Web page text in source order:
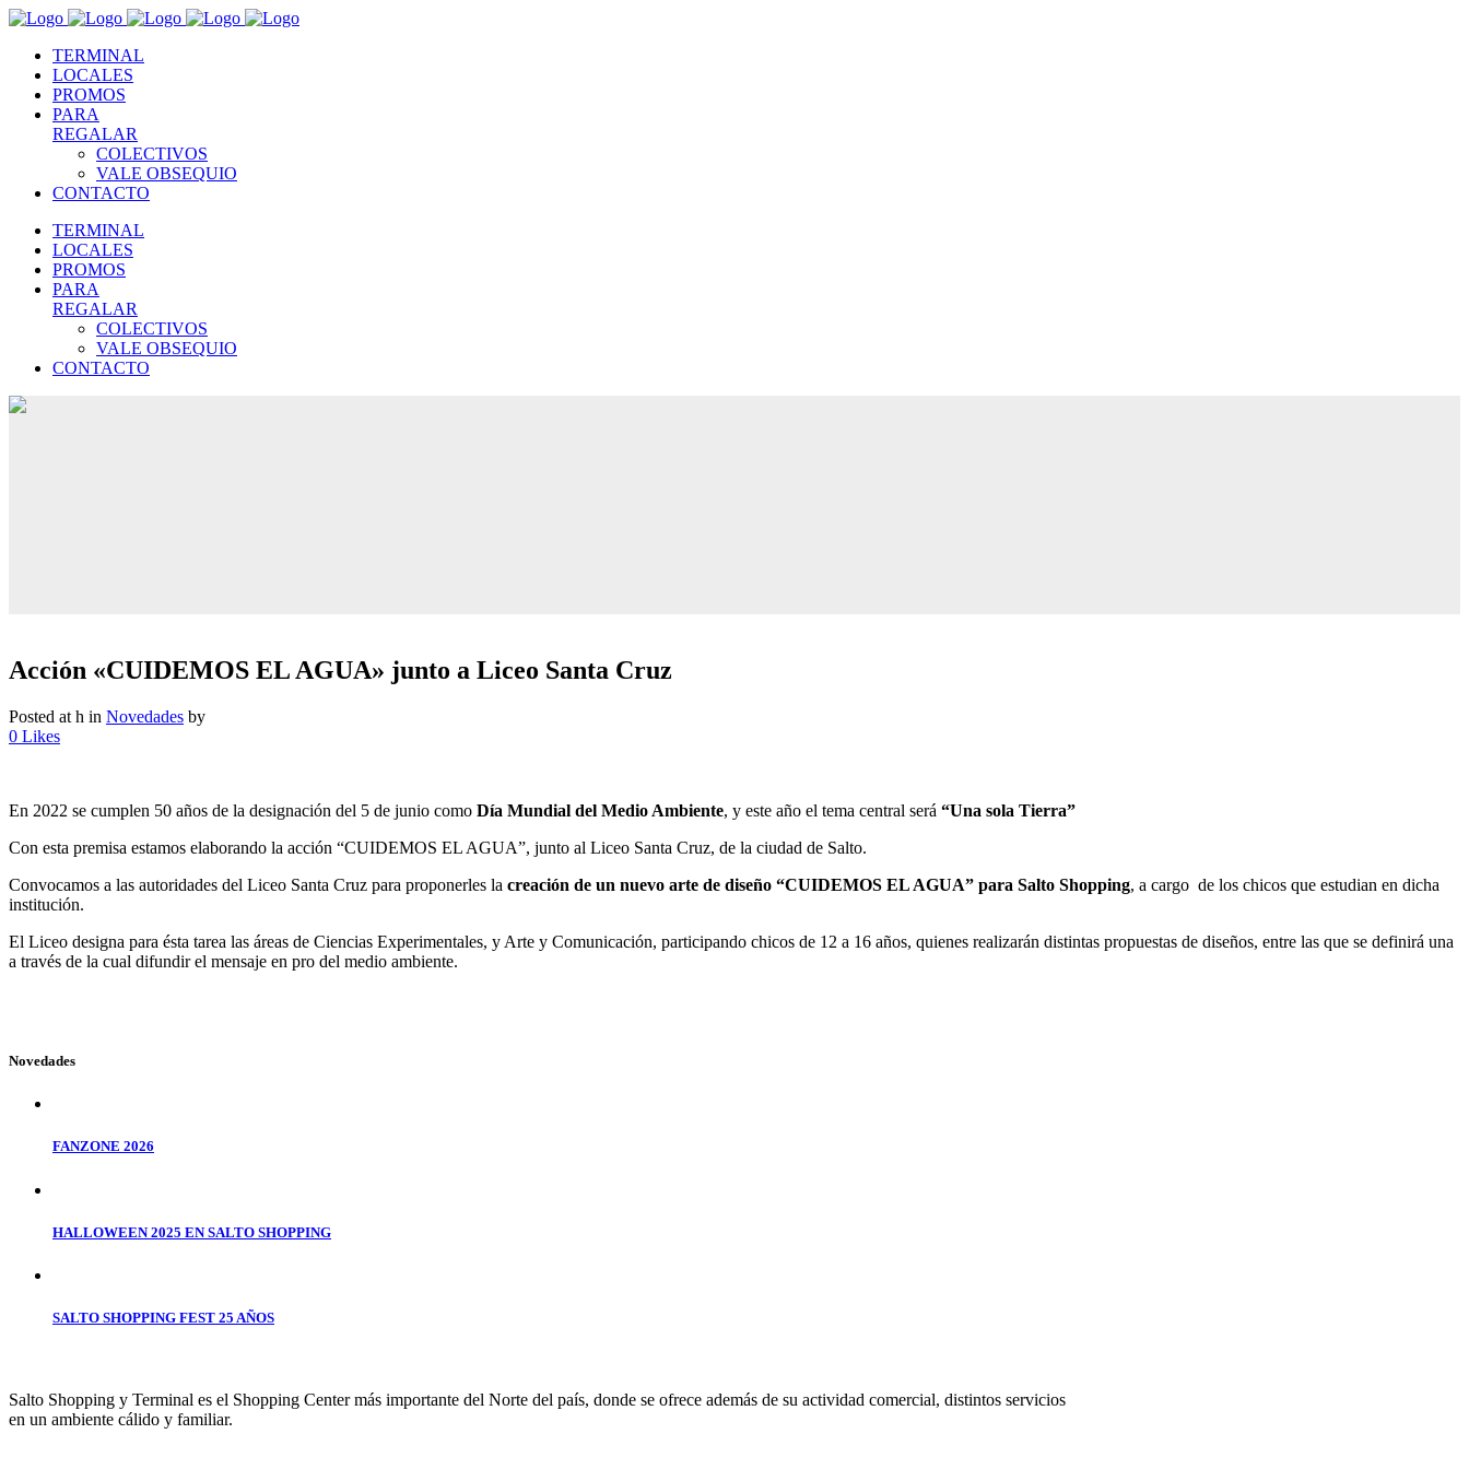
TERMINAL
LOCALES
PROMOS
PARA
REGALAR
COLECTIVOS
VALE OBSEQUIO
CONTACTO
TERMINAL
LOCALES
PROMOS
PARA
REGALAR
COLECTIVOS
VALE OBSEQUIO
CONTACTO
Acción «CUIDEMOS EL AGUA» junto a Liceo Santa Cruz
Posted at h in Novedades by
0 Likes
En 2022 se cumplen 50 años de la designación del 5 de junio como Día Mundial del Medio Ambiente, y este año el tema central será “Una sola Tierra”
Con esta premisa estamos elaborando la acción “CUIDEMOS EL AGUA”, junto al Liceo Santa Cruz, de la ciudad de Salto.
Convocamos a las autoridades del Liceo Santa Cruz para proponerles la creación de un nuevo arte de diseño “CUIDEMOS EL AGUA” para Salto Shopping, a cargo de los chicos que estudian en dicha
institución.
El Liceo designa para ésta tarea las áreas de Ciencias Experimentales, y Arte y Comunicación, participando chicos de 12 a 16 años, quienes realizarán distintas propuestas de diseños, entre las que se definirá una
a través de la cual difundir el mensaje en pro del medio ambiente.
Novedades
FANZONE 2026
HALLOWEEN 2025 EN SALTO SHOPPING
SALTO SHOPPING FEST 25 AÑOS
Salto Shopping y Terminal es el Shopping Center más importante del Norte del país, donde se ofrece además de su actividad comercial, distintos servicios
en un ambiente cálido y familiar.